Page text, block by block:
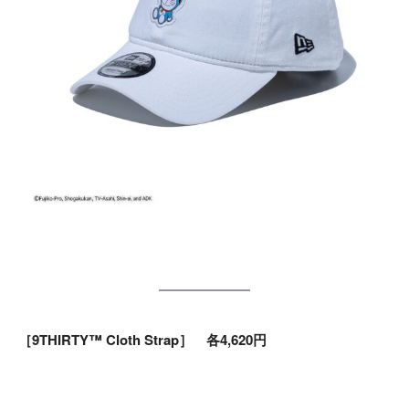
［9THIRTY™ Cloth Strap］ 各4,620円